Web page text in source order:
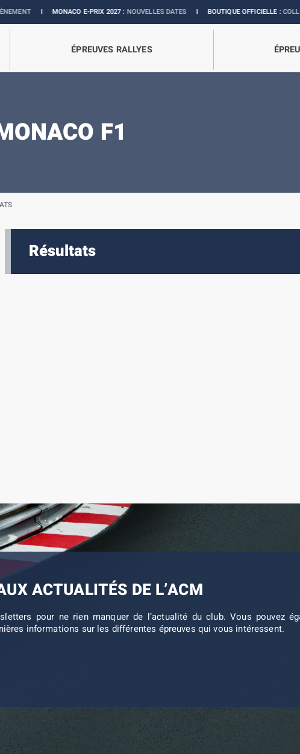
IMONACO E-PRIX 2027 :NOUVELLES DATESIBOUTIQUE OFFICIELLE :COLLECTION
ÉPREUVES RALLYES
F1
Résultats
ACTUALITÉS DE L’ACM
pour ne rien manquer de l’actualité du club. Vous pouvez
informations sur les différentes épreuves qui vous intéressent.